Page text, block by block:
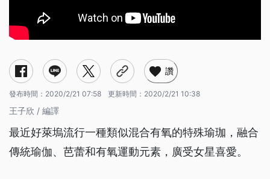
讚
發布時間： 2020/2/21 07:58 更新時間： 2020/2/21 10:38
王子欣 / 編譯
最近好萊塢流行一種類似混合有氧的特殊瑜珈，融合
傳統瑜伽、芭蕾和有氧運動元素，廣受女星喜愛。